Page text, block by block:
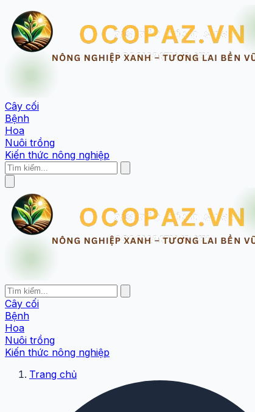
Cây cối
Bệnh
Hoa
Nuôi trồng
Kiến thức nông nghiệp
Cây cối
Bệnh
Hoa
Nuôi trồng
Kiến thức nông nghiệp
Trang chủ